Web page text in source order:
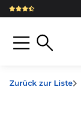
Zurück zur Liste